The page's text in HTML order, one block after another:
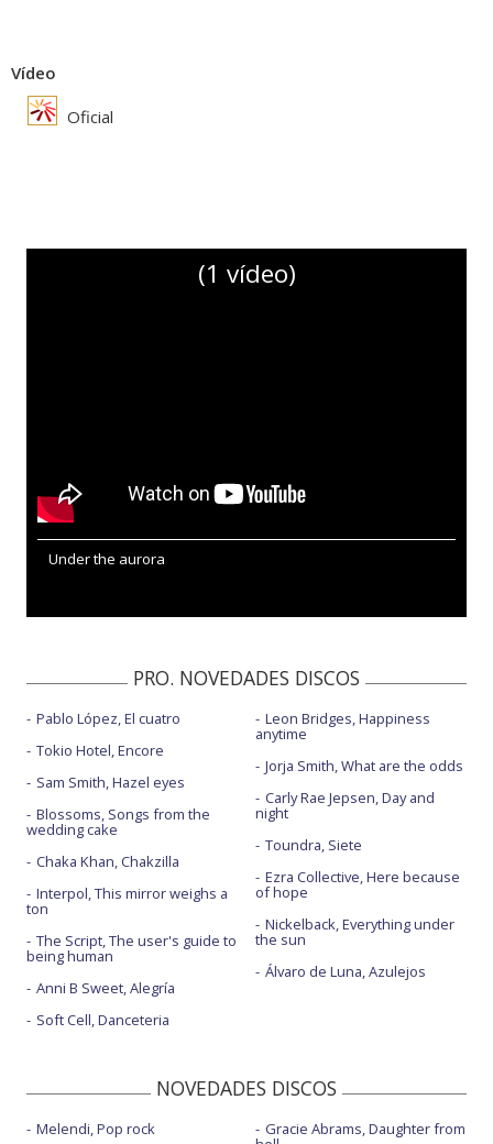
Vídeo
Oficial
(1 vídeo)
Under the aurora
PRO. NOVEDADES DISCOS
Pablo López, El cuatro
Tokio Hotel, Encore
Sam Smith, Hazel eyes
Blossoms, Songs from the
wedding cake
Chaka Khan, Chakzilla
Interpol, This mirror weighs a
ton
The Script, The user's guide to
being human
Anni B Sweet, Alegría
Soft Cell, Danceteria
Leon Bridges, Happiness
anytime
Jorja Smith, What are the odds
Carly Rae Jepsen, Day and
night
Toundra, Siete
Ezra Collective, Here because
of hope
Nickelback, Everything under
the sun
Álvaro de Luna, Azulejos
NOVEDADES DISCOS
Melendi, Pop rock
Gracie Abrams, Daughter from